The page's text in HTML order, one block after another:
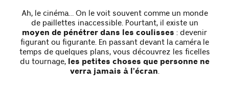
Ah, le cinéma… On le voit souvent comme un monde
de paillettes inaccessible. Pourtant, il existe un
moyen de pénétrer dans les coulisses : devenir
figurant ou figurante. En passant devant la caméra le
temps de quelques plans, vous découvrez les ficelles
du tournage, les petites choses que personne ne
verra jamais à l’écran.